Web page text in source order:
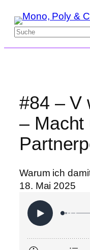
Inhalt
springen
Suchen
#84 – V
– Macht
Warum ich
18. Mai 2025